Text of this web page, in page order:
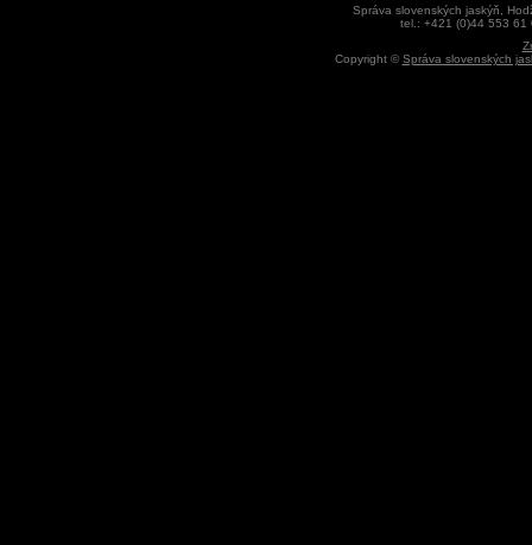
Správa slovenských jaskýň,
tel.: +421 (0)44 553
Copyright ©Správa slovenských